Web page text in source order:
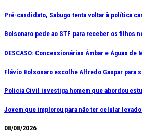
Ir
o
conteúdo
Pré-candidato, Sabugo tenta voltar à política
Bolsonaro pede ao STF para receber os filhos
DESCASO: Concessionárias Âmbar e Águas
Flávio Bolsonaro escolhe Alfredo Gaspar para
Polícia Civil investiga homem que abordou
Jovem que implorou para não ter celular
08/08/2026